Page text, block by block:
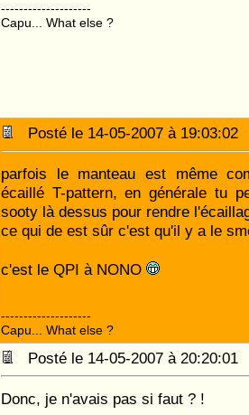
--------------------
Capu... What else ?
Posté le 14-05-2007 à
parfois le manteau est même
écaillé T-pattern, en générale tu
sooty là dessus pour rendre
ce qui de est sûr c'est qu'il y a le
c'est le QPI à NONO
--------------------
Capu... What else ?
Posté le 14-05-2007 à
Donc, je n'avais pas si faut ? !